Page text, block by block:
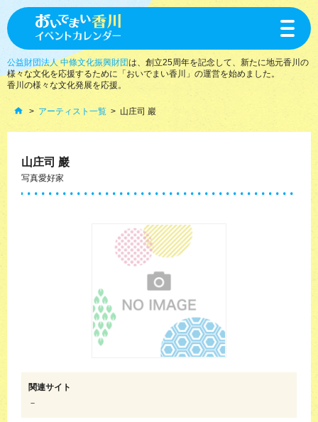
toggle
公益財団法人 中條文化振興財団は、創立25周年を記念して、新たに地元香川の
様々な文化を応援するために「おいでまい香川」の運営を始めました。
香川の様々な文化発展を応援。
アーティスト一覧 山庄司 巖
山庄司 巖
写真愛好家
関連サイト
－